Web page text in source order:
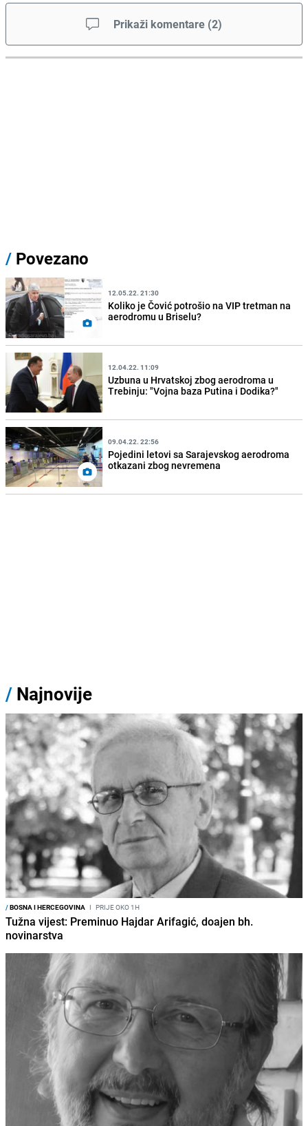
Prikaži komentare (2)
/ Povezano
12.05.22. 21:30
Koliko je Čović potrošio na VIP tretman na
aerodromu u Briselu?
12.04.22. 11:09
Uzbuna u Hrvatskoj zbog aerodroma u
Trebinju: "Vojna baza Putina i Dodika?"
09.04.22. 22:56
Pojedini letovi sa Sarajevskog aerodroma
otkazani zbog nevremena
/ Najnovije
/BOSNA I HERCEGOVINA I PRIJE OKO 1H
Tužna vijest: Preminuo Hajdar Arifagić, doajen bh.
novinarstva